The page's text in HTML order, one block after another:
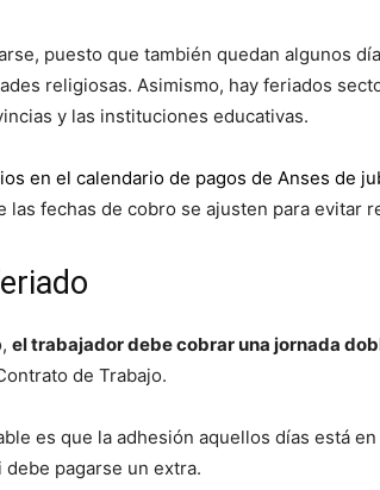
puesto que también quedan algunos
religiosas. Asimismo, hay feriados
y las instituciones educativas.
en el calendario de pagos de Anses de
las fechas de cobro se ajusten para evitar
el trabajador debe cobrar una jornada
de Trabajo.
es que la adhesión aquellos días está
pagarse un extra.